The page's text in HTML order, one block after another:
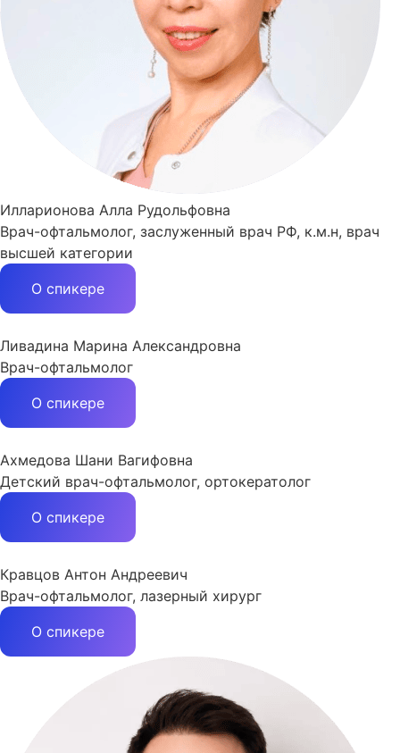
Илларионова Алла Рудольфовна
Врач-офтальмолог, заслуженный врач РФ, к.м.н, врач
высшей категории
О спикере
Ливадина Марина Александровна
Врач-офтальмолог
О спикере
Ахмедова Шани Вагифовна
Детский врач-офтальмолог, ортокератолог
О спикере
Кравцов Антон Андреевич
Врач-офтальмолог, лазерный хирург
О спикере